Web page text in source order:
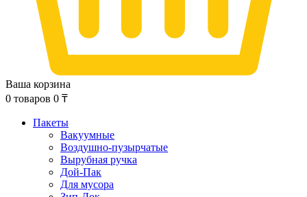
Ваша корзина
0 товаров 0 ₸
Пакеты
Вакуумные
Воздушно-пузырчатые
Вырубная ручка
Дой-Пак
Для мусора